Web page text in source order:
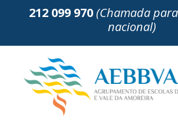
212 099 970(Chamada
nacional)